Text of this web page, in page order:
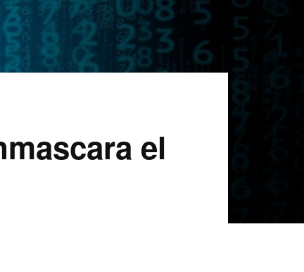
el